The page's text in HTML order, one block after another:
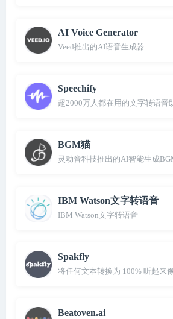
AI Voice Generator
Veed推出的AI语音生成器
Speechify
超2000万人都在用的文字转语音
BGM猫
灵动音科技推出的AI智能生成
IBM Watson文字转语音
IBM Watson文字转语音
Spakfly
将任何文本转换为 100% 听起来
Beatoven.ai